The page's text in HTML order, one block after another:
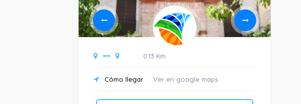
0.13 Km
Cómo llegar Ver en google maps